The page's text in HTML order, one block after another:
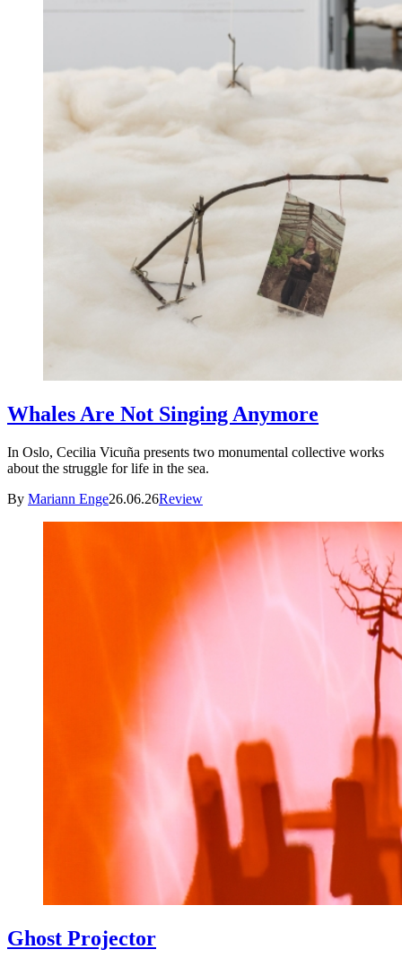
Whales Are Not Singing Anymore
In Oslo, Cecilia Vicuña presents two monumental collective works
about the struggle for life in the sea.
By Mariann Enge26.06.26Review
Ghost Projector